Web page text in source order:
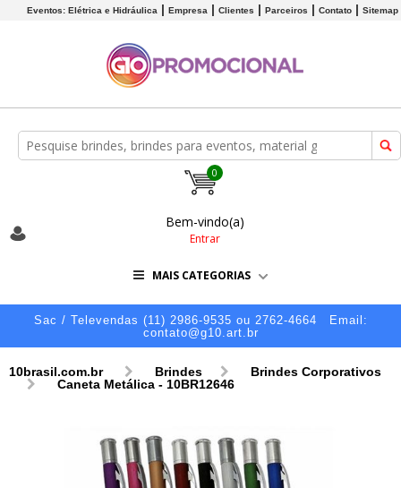
Eventos: Elétrica e Hidráulica Empresa Clientes Parceiros Contato Sitemap
0
Bem-vindo(a)
Entrar
MAIS CATEGORIAS
Sac / Televendas (11) 2986-9535 ou 2762-4664
Email:
contato@g10.art.br
10brasil.com.br Brindes
Brindes Corporativos
Caneta Metálica - 10BR12646